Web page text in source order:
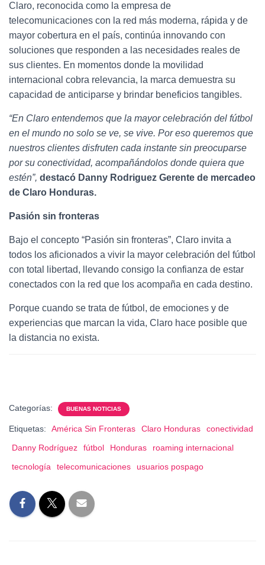
Claro, reconocida como la empresa de
telecomunicaciones con la red más moderna, rápida y de
mayor cobertura en el país, continúa innovando con
soluciones que responden a las necesidades reales de
sus clientes. En momentos donde la movilidad
internacional cobra relevancia, la marca demuestra su
capacidad de anticiparse y brindar beneficios tangibles.
“En Claro entendemos que la mayor celebración del fútbol
en el mundo no solo se ve, se vive. Por eso queremos que
nuestros clientes disfruten cada instante sin preocuparse
por su conectividad, acompañándolos donde quiera que
estén”, destacó Danny Rodriguez Gerente de mercadeo
de Claro Honduras.
Pasión sin fronteras
Bajo el concepto “Pasión sin fronteras”, Claro invita a
todos los aficionados a vivir la mayor celebración del fútbol
con total libertad, llevando consigo la confianza de estar
conectados con la red que los acompaña en cada destino.
Porque cuando se trata de fútbol, de emociones y de
experiencias que marcan la vida, Claro hace posible que
la distancia no exista.
Categorías: BUENAS NOTICIAS
Etiquetas: América Sin Fronteras Claro Honduras
conectividad
Danny Rodríguez
fútbol Honduras
roaming internacional
tecnología
telecomunicaciones usuarios pospago